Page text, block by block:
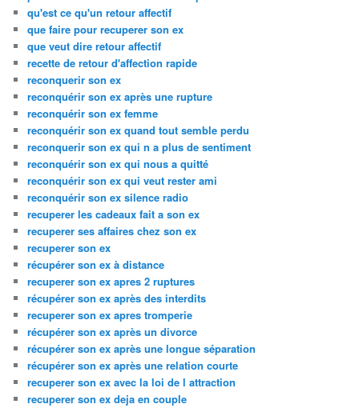
qu'est ce qu'un retour affectif
que faire pour recuperer son ex
que veut dire retour affectif
recette de retour d'affection rapide
reconquerir son ex
reconquérir son ex après une rupture
reconquérir son ex femme
reconquérir son ex quand tout semble perdu
reconquerir son ex qui n a plus de sentiment
reconquérir son ex qui nous a quitté
reconquérir son ex qui veut rester ami
reconquérir son ex silence radio
recuperer les cadeaux fait a son ex
recuperer ses affaires chez son ex
recuperer son ex
récupérer son ex à distance
recuperer son ex apres 2 ruptures
récupérer son ex après des interdits
recuperer son ex apres tromperie
récupérer son ex après un divorce
récupérer son ex après une longue séparation
récupérer son ex après une relation courte
recuperer son ex avec la loi de l attraction
recuperer son ex deja en couple